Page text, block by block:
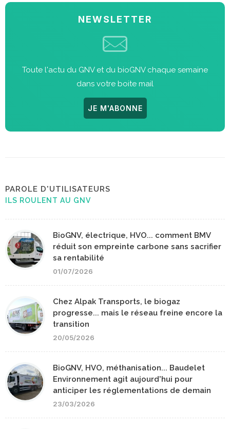
NEWSLETTER
Toute l'actu du GNV et du bioGNV chaque semaine
dans votre boite mail
JE M'ABONNE
PAROLE D'UTILISATEURS
ILS ROULENT AU GNV
BioGNV, électrique, HVO... comment BMV
réduit son empreinte carbone sans sacrifier
sa rentabilité
01/07/2026
Chez Alpak Transports, le biogaz
progresse... mais le réseau freine encore la
transition
20/05/2026
BioGNV, HVO, méthanisation... Baudelet
Environnement agit aujourd'hui pour
anticiper les réglementations de demain
23/03/2026